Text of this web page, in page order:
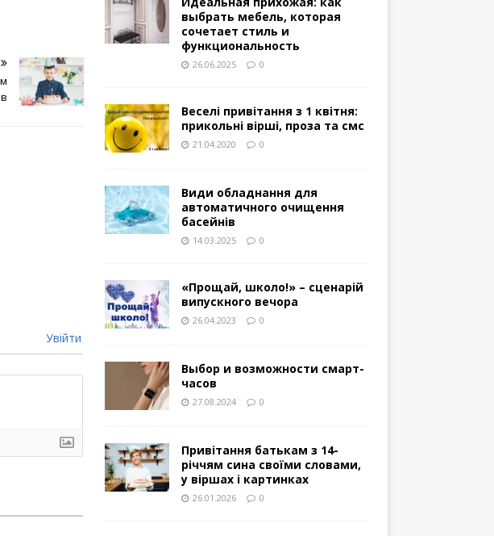
Увійти
выбрать мебель, которая
сочетает стиль и
функциональность
26.06.2025 0
Веселі привітання з 1 квітня:
прикольні вірші, проза та смс
21.04.2020 0
Види обладнання для
автоматичного очищення
басейнів
14.03.2025 0
«Прощай, школо!» – сценарій
випускного вечора
26.04.2023 0
Выбор и возможности смарт-
часов
27.08.2024 0
Привітання батькам з 14-
річчям сина своїми словами,
у віршах і картинках
26.01.2026 0